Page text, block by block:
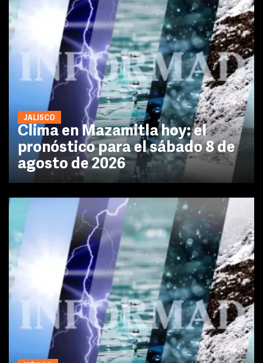
JALISCO
Clima en Mazamitla hoy: el
pronóstico para el sábado 8 de
agosto de 2026